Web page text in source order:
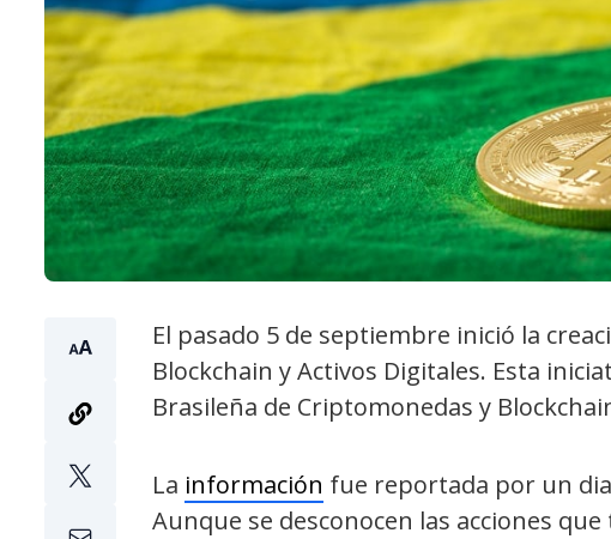
El pasado 5 de septiembre inició la
Blockchain y Activos Digitales. Esta
Brasileña de Criptomonedas y
La información fue reportada por un
Aunque se desconocen las acciones